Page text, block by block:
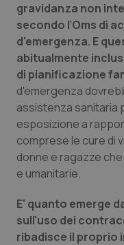
Friuli Venezia
Lazio
Liguria
Lombardia
Marche
Piemonte
Dermatite
Diabete &
Disturbi
Dolore
Donna &
HIV
gravidanza non
secondo l’Oms di
d'emergenza. E
abitualmente
di pianificazione
d'emergenza
assistenza sanitaria
esposizione a
comprese le cure di
donne e ragazze
e umanitarie.
E' quanto emerge
sull'uso dei
ribadisce il proprio